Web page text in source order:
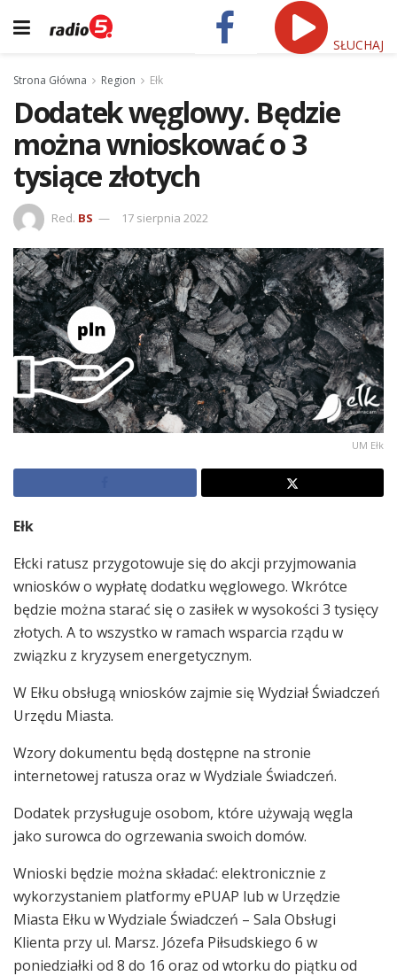
SŁUCHAJ
Strona Główna Region Ełk
Dodatek węglowy. Będzie
można wnioskować o 3
tysiące złotych
Red. BS 17 sierpnia 2022
UM Ełk
Ełk
Ełcki ratusz przygotowuje się do akcji przyjmowania
wniosków o wypłatę dodatku węglowego. Wkrótce
będzie można starać się o zasiłek w wysokości 3 tysięcy
złotych. A to wszystko w ramach wsparcia rządu w
związku z kryzysem energetycznym.
W Ełku obsługą wniosków zajmie się Wydział Świadczeń
Urzędu Miasta.
Wzory dokumentu będą dostępne na stronie
internetowej ratusza oraz w Wydziale Świadczeń.
Dodatek przysługuje osobom, które używają węgla
jako surowca do ogrzewania swoich domów.
Wnioski będzie można składać: elektronicznie z
wykorzystaniem platformy ePUAP lub w Urzędzie
Miasta Ełku w Wydziale Świadczeń – Sala Obsługi
Klienta przy ul. Marsz. Józefa Piłsudskiego 6 w
poniedziałki od 8 do 16 oraz od wtorku do piątku od